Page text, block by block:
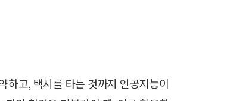
하고, 택시를 타는 것까지 인공지능이